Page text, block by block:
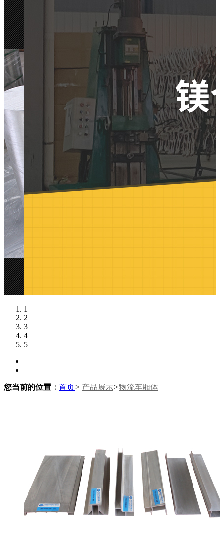
1
2
3
4
5
您当前的位置： 首页> 产品展示>物流车厢体